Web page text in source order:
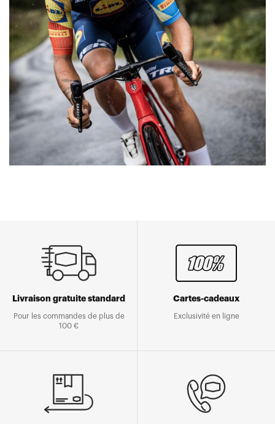
Livraison gratuite standard
Pour les commandes de plus de
100 €
Cartes-cadeaux
Exclusivité en ligne